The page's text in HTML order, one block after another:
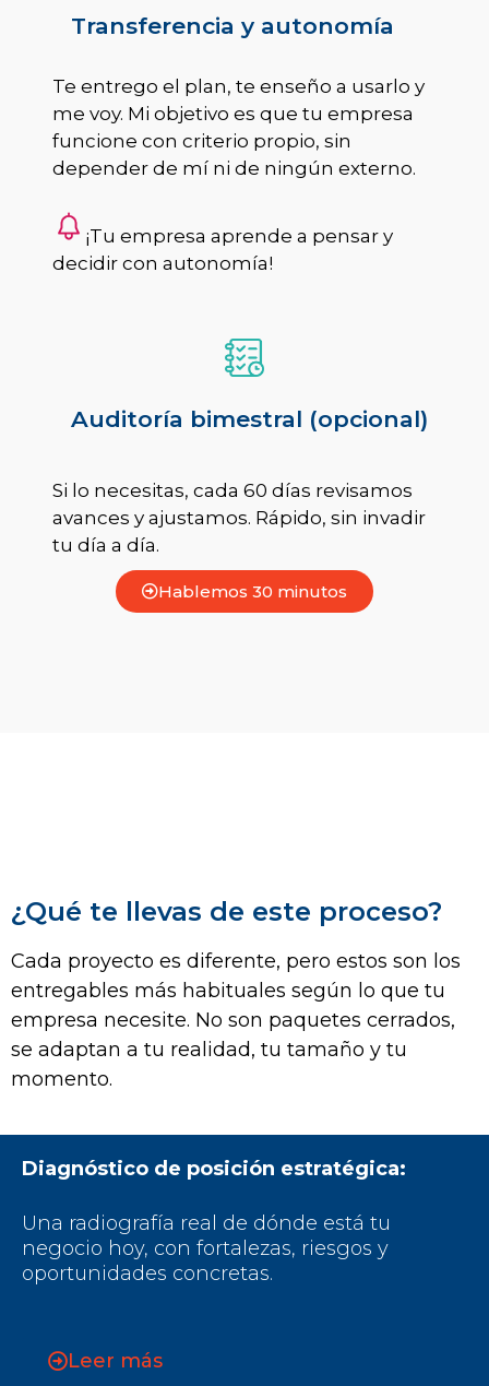
Transferencia y autonomía
Te entrego el plan, te enseño a usarlo y
me voy. Mi objetivo es que tu empresa
funcione con criterio propio, sin
depender de mí ni de ningún externo.
¡Tu empresa aprende a pensar y
decidir con autonomía!
Auditoría bimestral (opcional)
Si lo necesitas, cada 60 días revisamos
avances y ajustamos. Rápido, sin invadir
tu día a día.
Hablemos 30 minutos
¿Qué te llevas de este proceso?
Cada proyecto es diferente, pero estos son los
entregables más habituales según lo que tu
empresa necesite. No son paquetes cerrados,
se adaptan a tu realidad, tu tamaño y tu
momento.
Diagnóstico de posición estratégica:
Una radiografía real de dónde está tu
negocio hoy, con fortalezas, riesgos y
oportunidades concretas.
Leer más